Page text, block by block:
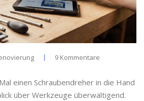
9 Kommentare
einen Schraubendreher in die Hand
über Werkzeuge überwältigend.